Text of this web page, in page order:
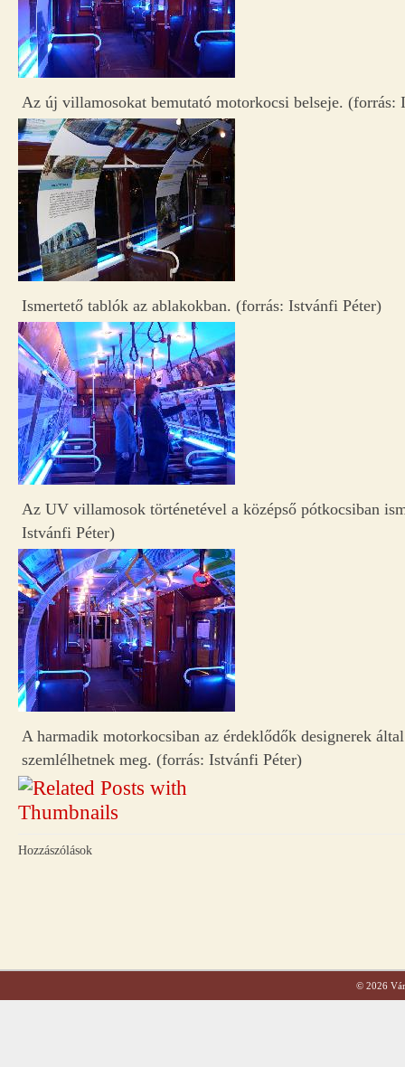
Az új villamosokat bemutató motorkocsi belseje. (forrás:
Ismertető tablók az ablakokban. (forrás: Istvánfi Péter)
Az UV villamosok történetével a középső pótkocsiban
Istvánfi Péter)
A harmadik motorkocsiban az érdeklődők designerek
szemlélhetnek meg. (forrás: Istvánfi Péter)
Hozzászólások
© 2026